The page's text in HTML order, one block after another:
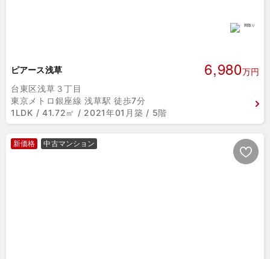
ピアース浅草 6,980万円
台東区浅草３丁目
東京メトロ銀座線 浅草駅 徒歩7分
1LDK / 41.72㎡ / 2021年01月築 / 5階
新価格 中古マンション